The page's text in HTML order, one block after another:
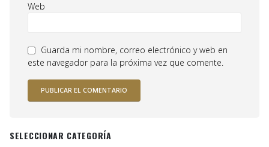
Web
Guarda mi nombre, correo electrónico y web en
este navegador para la próxima vez que comente.
SELECCIONAR CATEGORÍA